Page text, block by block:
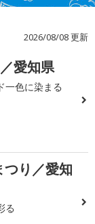
2026/08/08 更新
愛知県
一色に染まる
り／愛知
る